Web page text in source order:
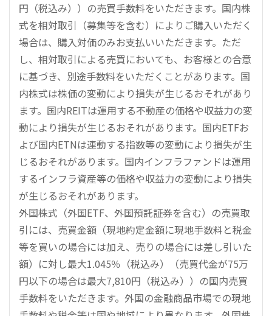
円（税込み））の売買手数料をいただきます。国内株
式を相対取引（募集等を含む）によりご購入いただく
場合は、購入対価のみお支払いいただきます。ただ
し、相対取引による売買においても、お客様との合意
に基づき、別途手数料をいただくことがあります。国
内株式は株価の変動により損失が生じるおそれがあり
ます。国内REITは運用する不動産の価格や収益力の変
動により損失が生じるおそれがあります。国内ETFお
よび国内ETNは連動する指数等の変動により損失が生
じるおそれがあります。国内インフラファンドは運用
するインフラ資産等の価格や収益力の変動により損失
が生じるおそれがあります。
外国株式（外国ETF、外国預託証券を含む）の売買取
引には、売買金額（現地約定金額に現地手数料と税金
等を買いの場合には加え、売りの場合には差し引いた
額）に対し最大1.045％（税込み）（売買代金が75万
円以下の場合は最大7,810円（税込み））の国内売買
手数料をいただきます。外国の金融商品市場での現地